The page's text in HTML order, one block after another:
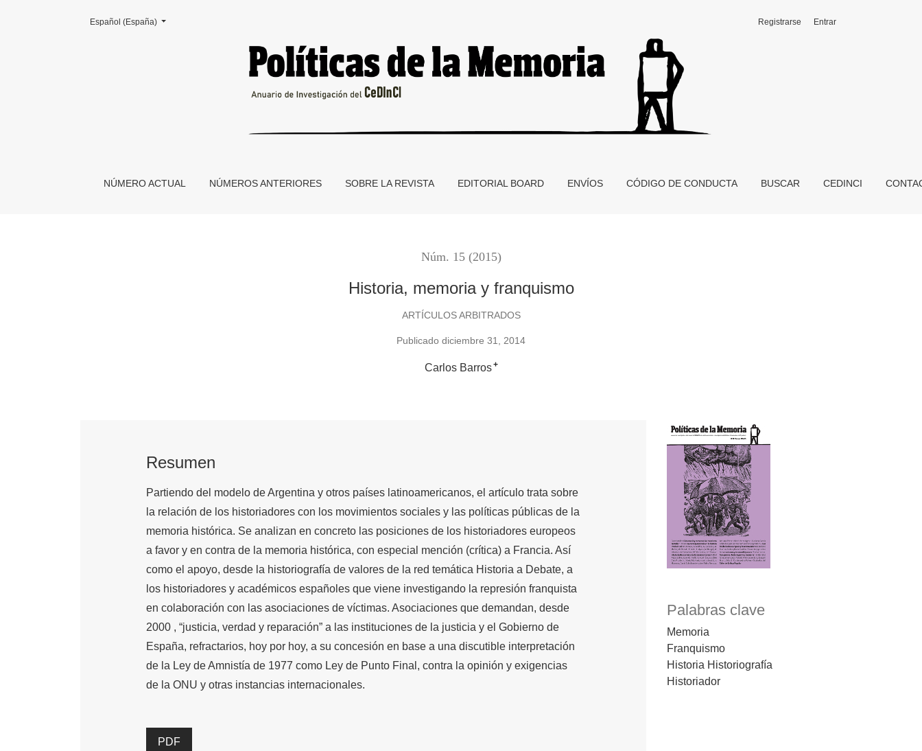
Historia, memoria y franquismo
NÚMERO ACTUAL NÚMEROS ANTERIORES SOBRE LA REVISTA EDITORIAL BOARD ENVÍOS CÓDIGO DE CONDUCTA BUSCAR CEDINCI
Registrarse Entrar
Cambiar el idioma. El actual es:
Español (España)
Núm. 15 (2015)
Historia, memoria y franquismo
ARTÍCULOS ARBITRADOS
Publicado diciembre 31, 2014
Carlos Barros+
Palabras clave
Memoria
Franquismo
Historia Historiografía
Historiador
Resumen
Partiendo del modelo de Argentina y otros países latinoamericanos, el artículo trata sobre
la relación de los historiadores con los movimientos sociales y las políticas públicas de la
memoria histórica. Se analizan en concreto las posiciones de los historiadores europeos
a favor y en contra de la memoria histórica, con especial mención (crítica) a Francia. Así
como el apoyo, desde la historiografía de valores de la red temática Historia a Debate, a
los historiadores y académicos españoles que viene investigando la represión franquista
en colaboración con las asociaciones de víctimas. Asociaciones que demandan, desde
2000 , “justicia, verdad y reparación” a las instituciones de la justicia y el Gobierno de
España, refractarios, hoy por hoy, a su concesión en base a una discutible interpretación
de la Ley de Amnistía de 1977 como Ley de Punto Final, contra la opinión y exigencias
de la ONU y otras instancias internacionales.
PDF